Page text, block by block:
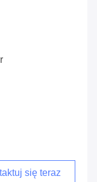
się teraz